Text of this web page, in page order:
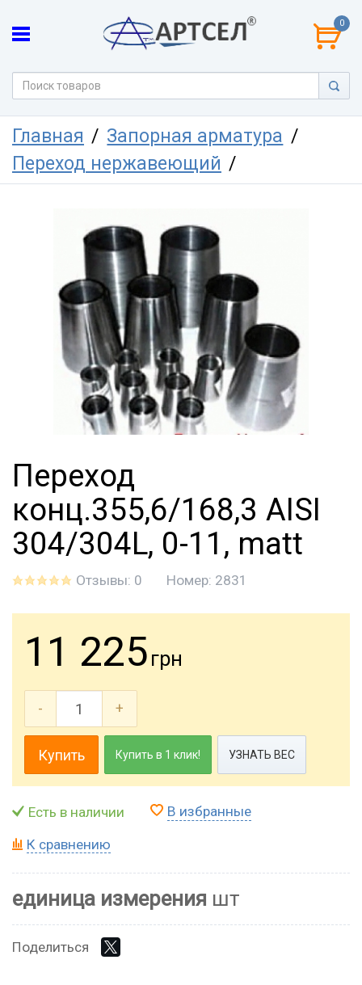
0
Главная
Запорная арматура
Переход нержавеющий
Переход
конц.355,6/168,3 AISI
304/304L, 0-11, matt
Отзывы: 0 Номер: 2831
11 225 грн
- +
Купить Купить в 1 клик! УЗНАТЬ ВЕС
Есть в наличии В избранные
К сравнению
единица измерения шт
Поделиться